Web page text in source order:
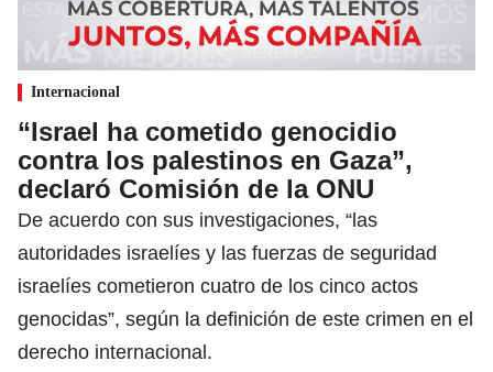
Internacional
“Israel ha cometido genocidio
contra los palestinos en Gaza”,
declaró Comisión de la ONU
De acuerdo con sus investigaciones, “las
autoridades israelíes y las fuerzas de seguridad
israelíes cometieron cuatro de los cinco actos
genocidas”, según la definición de este crimen en el
derecho internacional.